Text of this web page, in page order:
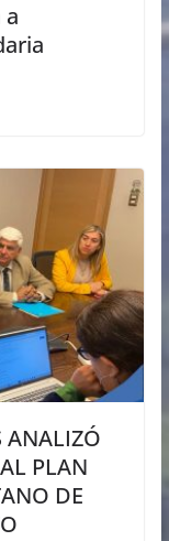
a
ANALIZÓ
PLAN
DE